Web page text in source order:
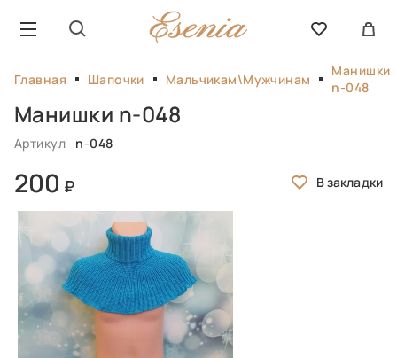
Главная Шапочки Мальчикам\Мужчинам
Манишки
n-048
Манишки n-048
Артикул n-048
200